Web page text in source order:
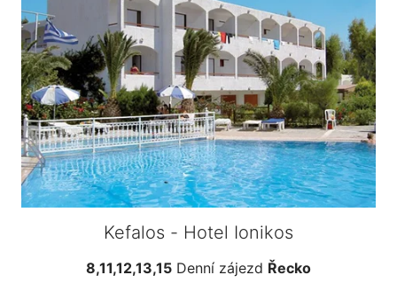
Kefalos - Hotel Ionikos
8,11,12,13,15 Denní zájezd Řecko